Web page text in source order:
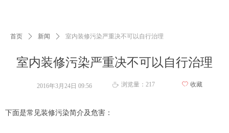
室内装修污染严重决不可以自行治理
首页 ꄲ 新闻 ꄲ 室内装修污染严重决不可以自行治理
下面是常见装修污染简介及危害：
2016年3月24日 09:56 ꄘ 浏览量： 217 ꄀ 收藏